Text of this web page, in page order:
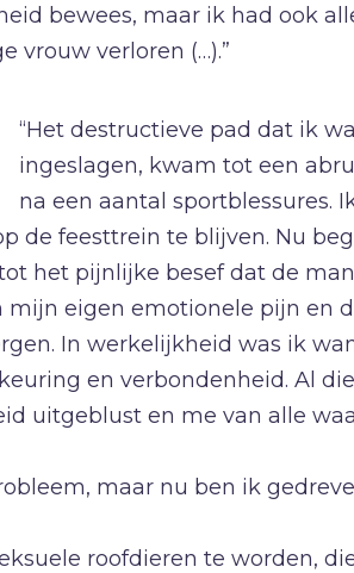
bewees, maar ik had ook
vrouw verloren (…).”
“Het destructieve pad dat ik
ingeslagen, kwam tot een
na een aantal sportblessures.
de feesttrein te blijven. Nu
het pijnlijke besef dat de
mijn eigen emotionele pijn en
In werkelijkheid was ik
en verbondenheid. Al die
uitgeblust en me van alle
maar nu ben ik
roofdieren te worden,